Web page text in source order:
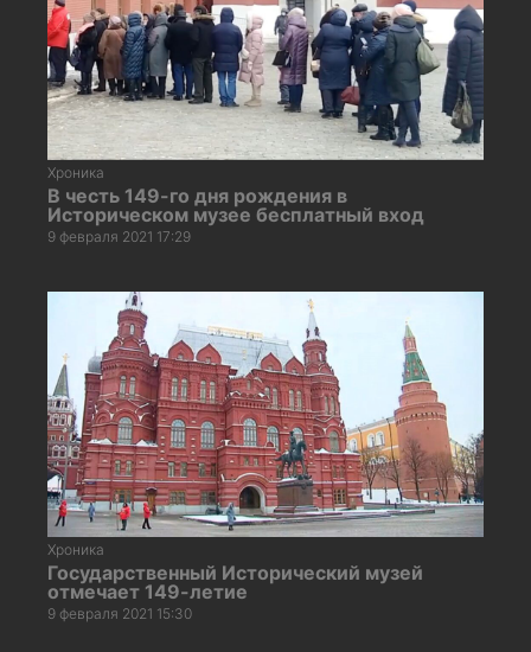
Хроника
В честь 149-го дня рождения в
Историческом музее бесплатный вход
9 февраля 2021 17:29
Хроника
Государственный Исторический музей
отмечает 149-летие
9 февраля 2021 15:30